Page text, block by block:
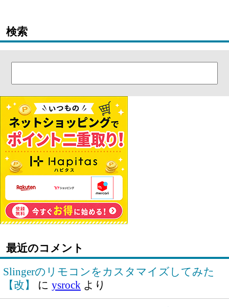
検索
最近のコメント
Slingerのリモコンをカスタマイズしてみた
【改】
に ysrockより